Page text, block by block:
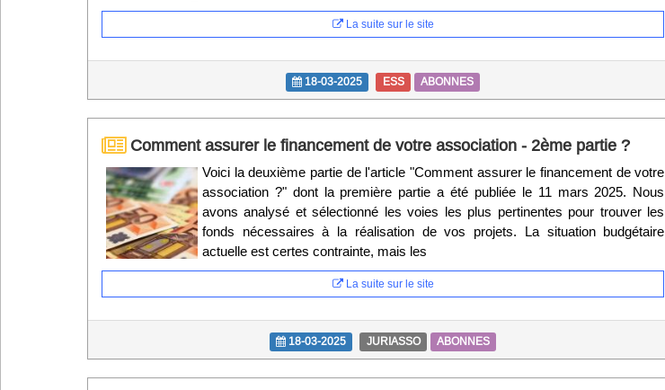
La suite sur le site
18-03-2025 ESS ABONNES
Comment assurer le financement de votre association - 2ème partie ?
Voici la deuxième partie de l'article "Comment assurer le financement de votre
association ?" dont la première partie a été publiée le 11 mars 2025. Nous
avons analysé et sélectionné les voies les plus pertinentes pour trouver les
fonds nécessaires à la réalisation de vos projets. La situation budgétaire
actuelle est certes contrainte, mais les
La suite sur le site
18-03-2025 JURIASSO ABONNES